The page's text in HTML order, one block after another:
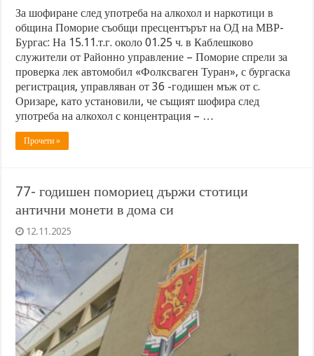
За шофиране след употреба на алкохол и наркотици в
община Поморие съобщи пресцентърът на ОД на МВР-
Бургас: На 15.11.т.г. около 01.25 ч. в Каблешково
служители от Районно управление – Поморие спрели за
проверка лек автомобил «Фолксваген Туран», с бургаска
регистрация, управляван от 36 -годишен мъж от с.
Оризаре, като установили, че същият шофира след
употреба на алкохол с концентрация – …
Прочети »
77- годишен помориец държи стотици
антични монети в дома си
12.11.2025